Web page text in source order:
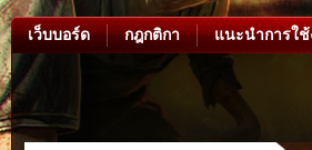
เว็บบอร์ด กฎกติกา แนะนำการใ